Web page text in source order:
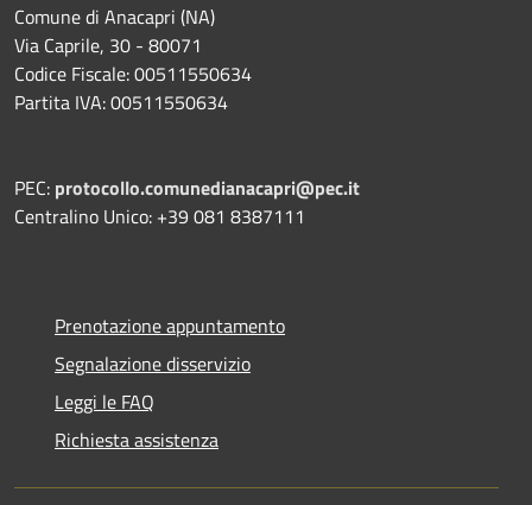
Comune di Anacapri (NA)
Via Caprile, 30 - 80071
Codice Fiscale: 00511550634
Partita IVA: 00511550634
PEC: protocollo.comunedianacapri@pec.it
Centralino Unico: +39 081 8387111
Prenotazione appuntamento
Segnalazione disservizio
Leggi le FAQ
Richiesta assistenza